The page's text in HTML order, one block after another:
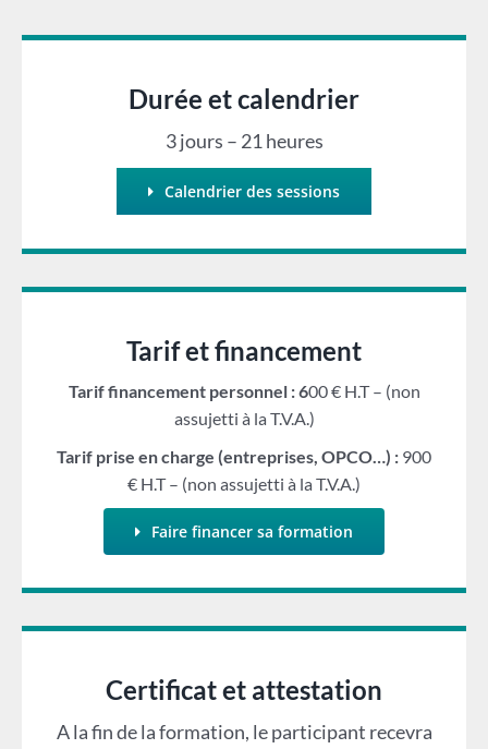
Durée et calendrier
3 jours – 21 heures
Calendrier des sessions
Tarif et financement
Tarif financement personnel : 600 € H.T – (non
assujetti à la T.V.A.)
Tarif prise en charge (entreprises, OPCO…) : 900
€ H.T – (non assujetti à la T.V.A.)
Faire financer sa formation
Certificat et attestation
A la fin de la formation, le participant recevra